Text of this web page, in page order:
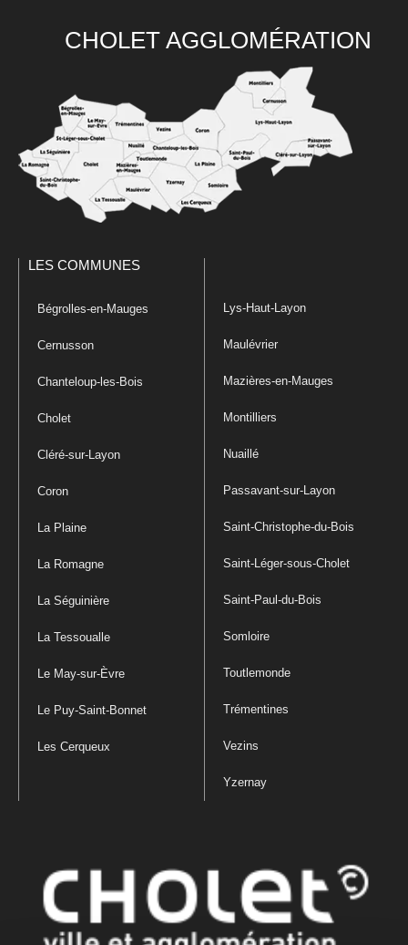
CHOLET AGGLOMÉRATION
LES COMMUNES
Bégrolles-en-Mauges
Cernusson
Chanteloup-les-Bois
Cholet
Cléré-sur-Layon
Coron
La Plaine
La Romagne
La Séguinière
La Tessoualle
Le May-sur-Èvre
Le Puy-Saint-Bonnet
Les Cerqueux
Lys-Haut-Layon
Maulévrier
Mazières-en-Mauges
Montilliers
Nuaillé
Passavant-sur-Layon
Saint-Christophe-du-Bois
Saint-Léger-sous-Cholet
Saint-Paul-du-Bois
Somloire
Toutlemonde
Trémentines
Vezins
Yzernay